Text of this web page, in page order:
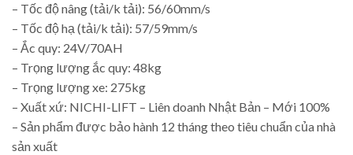
– Tốc độ nâng (tải/k tải): 56/60mm/s
– Tốc độ hạ (tải/k tải): 57/59mm/s
– Ắc quy: 24V/70AH
– Trọng lượng ắc quy: 48kg
– Trọng lượng xe: 275kg
– Xuất xứ: NICHI-LIFT – Liên doanh Nhật Bản – Mới 100%
– Sản phẩm được bảo hành 12 tháng theo tiêu chuẩn của nhà
sản xuất